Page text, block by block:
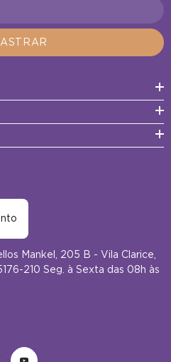
Mankel, 205 B - Vila Clarice,
210 Seg. à Sexta das 08h às